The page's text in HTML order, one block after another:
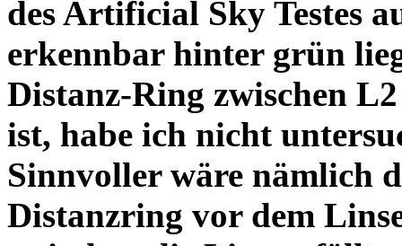
des Artificial Sky Testes
erkennbar hinter grün
Distanz-Ring zwischen
ist, habe ich nicht
Sinnvoller wäre nämlich
Distanzring vor dem